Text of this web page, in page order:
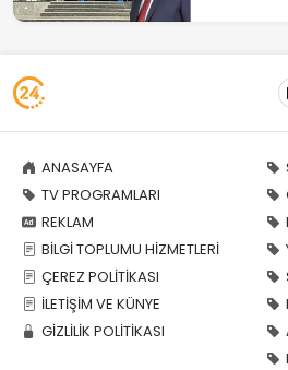
ANASAYFA
TV PROGRAMLARI
REKLAM
BİLGİ TOPLUMU HİZMETLERİ
ÇEREZ POLİTİKASI
İLETİŞİM VE KÜNYE
GİZLİLİK POLİTİKASI